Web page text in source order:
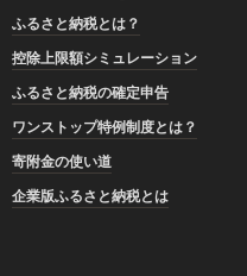
ふるさと納税とは？
控除上限額シミュレーション
ふるさと納税の確定申告
ワンストップ特例制度とは？
寄附金の使い道
企業版ふるさと納税とは